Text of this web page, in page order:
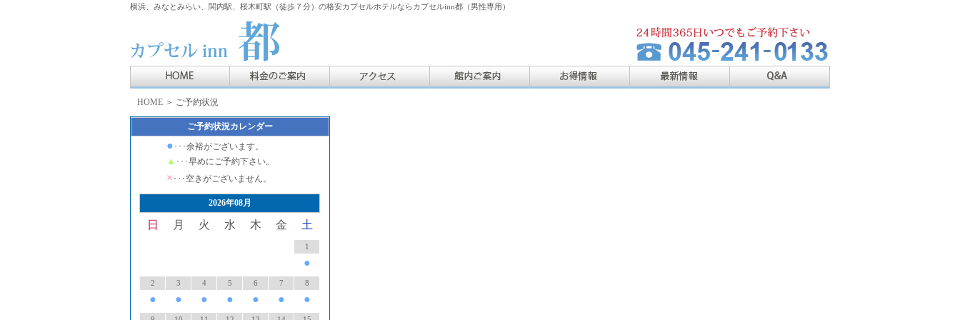
横浜、みなとみらい、関内駅、桜木町駅（徒歩７分）の格安カプセルホテルならカプセルinn都（男性専用）
HOME ＞ ご予約状況
ご予約状況カレンダー
● ･･･余裕がございます。
▲ ･･･早めにご予約下さい。
× ･･･空きがございません。
2026年08月
日 月 火 水 木 金 土
1
●
2
●
3
●
4
●
5
●
6
●
7
●
8
●